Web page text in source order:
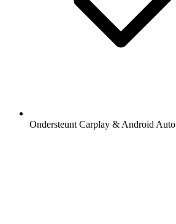
Ondersteunt Carplay & Android Auto